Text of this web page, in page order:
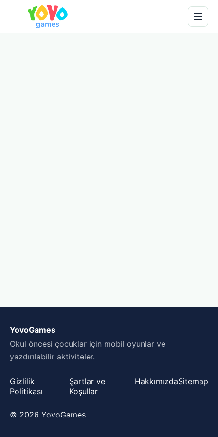
YovoGames
Okul öncesi çocuklar için mobil oyunlar ve
yazdırılabilir aktiviteler.
Gizlilik
Politikası
Şartlar ve
Koşullar
HakkımızdaSitemap
© 2026 YovoGames